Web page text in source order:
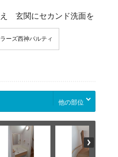
玄関にセカンド洗面を
ーズ西神パルティ
他の部位